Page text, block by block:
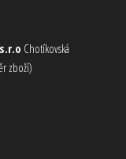
Chotíkovská
zboží)